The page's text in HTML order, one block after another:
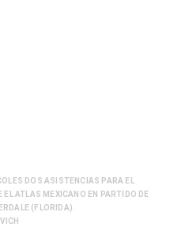
DOS ASISTENCIAS PARA EL
ATLAS MEXICANO EN PARTIDO DE
(FLORIDA).